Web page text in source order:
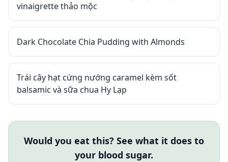
vinaigrette thảo mộc
Dark Chocolate Chia Pudding with Almonds
Trái cây hạt cứng nướng caramel kèm sốt
balsamic và sữa chua Hy Lạp
Would you eat this? See what it does to
your blood sugar.